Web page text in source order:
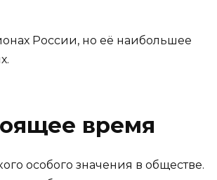
России, но её наибольшее
время
особого значения в обществе.